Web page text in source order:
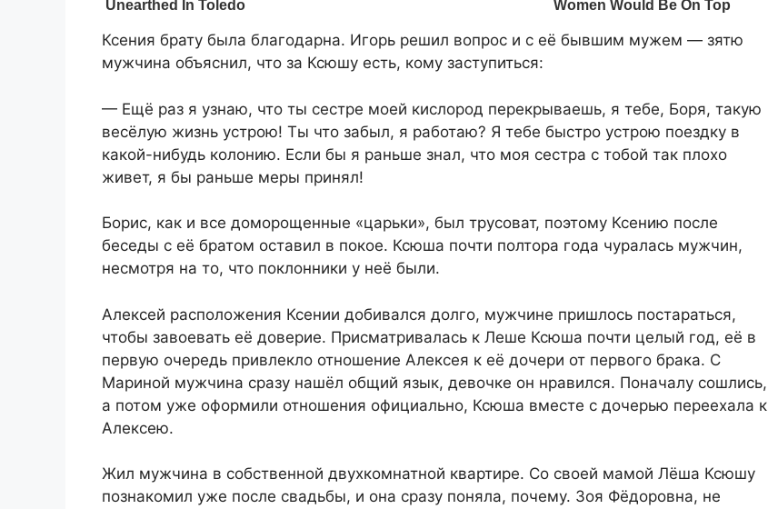
Ксения брату была благодарна. Игорь решил вопрос и с её бывшим мужем — зятю
мужчина объяснил, что за Ксюшу есть, кому заступиться:
— Ещё раз я узнаю, что ты сестре моей кислород перекрываешь, я тебе, Боря, такую
весёлую жизнь устрою! Ты что забыл, я работаю? Я тебе быстро устрою поездку в
какой-нибудь колонию. Если бы я раньше знал, что моя сестра с тобой так плохо
живет, я бы раньше меры принял!
Борис, как и все доморощенные «царьки», был трусоват, поэтому Ксению после
беседы с её братом оставил в покое. Ксюша почти полтора года чуралась мужчин,
несмотря на то, что поклонники у неё были.
Алексей расположения Ксении добивался долго, мужчине пришлось постараться,
чтобы завоевать её доверие. Присматривалась к Леше Ксюша почти целый год, её в
первую очередь привлекло отношение Алексея к её дочери от первого брака. С
Мариной мужчина сразу нашёл общий язык, девочке он нравился. Поначалу сошлись,
а потом уже оформили отношения официально, Ксюша вместе с дочерью переехала к
Алексею.
Жил мужчина в собственной двухкомнатной квартире. Со своей мамой Лёша Ксюшу
познакомил уже после свадьбы, и она сразу поняла, почему. Зоя Фёдоровна, не